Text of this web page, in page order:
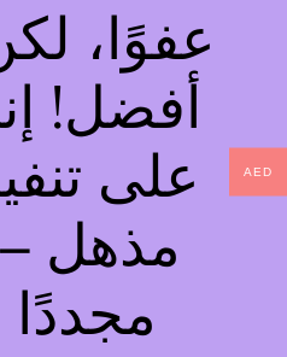
عفوًا،
أفضل!
على
مذهل
مجددًا
AED